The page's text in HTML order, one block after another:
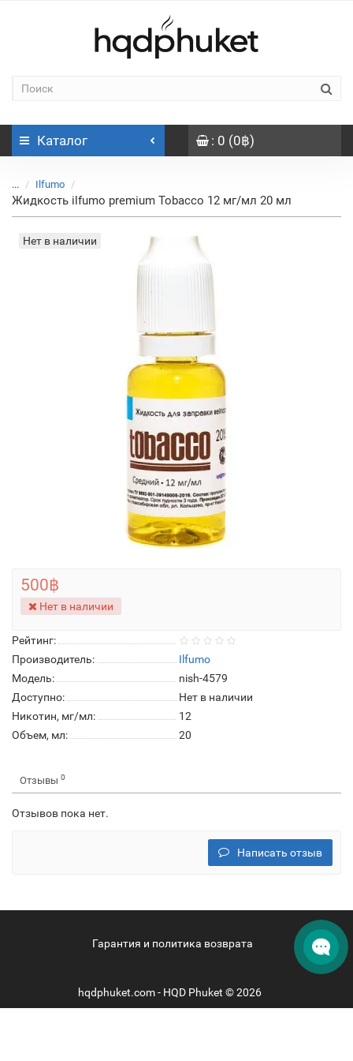
Каталог : 0 (0฿)
... Ilfumo
Жидкость ilfumo premium Tobacco 12 мг/мл 20 мл
Нет в наличии
Рейтинг:
Производитель:
Ilfumo
Модель:
nish-4579
Доступно:
Нет в наличии
Никотин, мг/мл:
12
Объем, мл:
20
500฿
Нет в наличии
Отзывы 0
Отзывов пока нет.
Написать отзыв
Гарантия и политика возврата
hqdphuket.com - HQD Phuket © 2026